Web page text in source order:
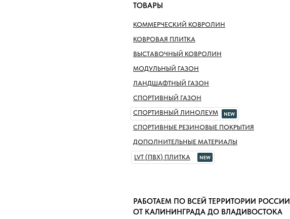
КОММЕРЧЕСКИЙ КОВРОЛИН
КОВРОВАЯ ПЛИТКА
ВЫСТАВОЧНЫЙ КОВРОЛИН
СПОРТИВНЫЙ ГАЗОН
МОДУЛЬНЫЙ ГАЗОН
СПОРТИВНЫЙ ЛИНОЛЕУМ NEW
СПОРТИВНЫЕ РЕЗИНОВЫЕ ПОКРЫТИЯ
ТОВАРЫ
РАБОТАЕМ ПО ВСЕЙ ТЕРРИТОРИИ РОССИИ
ОТ КАЛИНИНГРАДА ДО ВЛАДИВОСТОКА
ЛАНДШАФТНЫЙ ГАЗОН
ДОПОЛНИТЕЛЬНЫЕ МАТЕРИАЛЫ
LVT (ПВХ) ПЛИТКА
NEW